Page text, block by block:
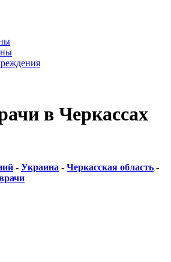
в Черкассах
- Украина - Черкасская область -